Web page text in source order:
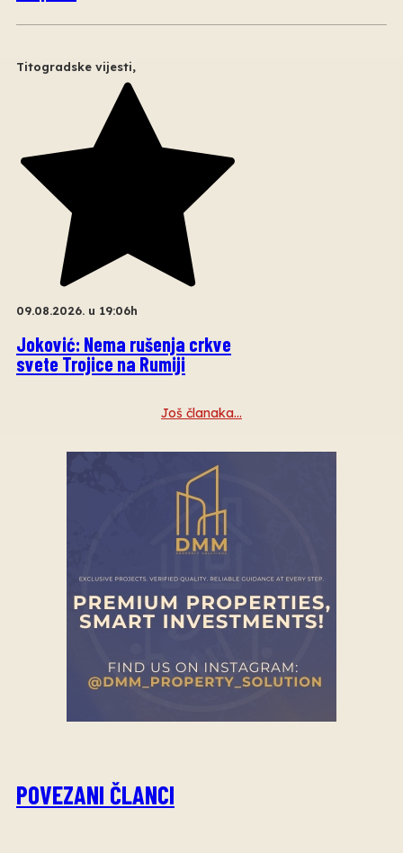
Titogradske vijesti,
09.08.2026. u 19:06h
Joković: Nema rušenja crkve
svete Trojice na Rumiji
Još članaka…
POVEZANI ČLANCI